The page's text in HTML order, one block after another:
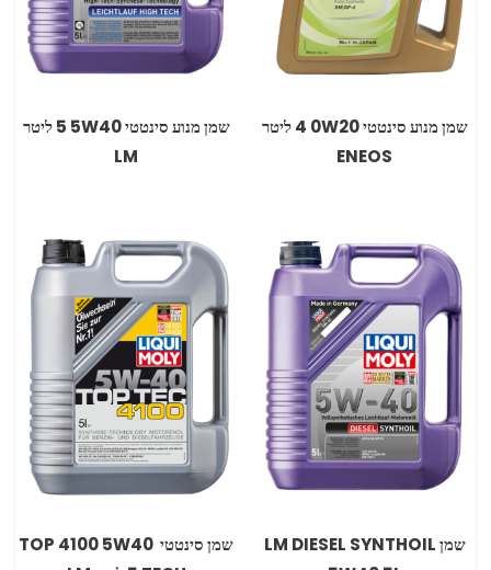
שמן מנוע סינטטי 0W20‏ 4 ליטר
ENEOS
שמן מנוע סינטטי 5W40 ‏5 ליטר
LM
שמן LM DIESEL SYNTHOIL
‏שמן סינטטי 5W40‏ 4100 ‏TOP